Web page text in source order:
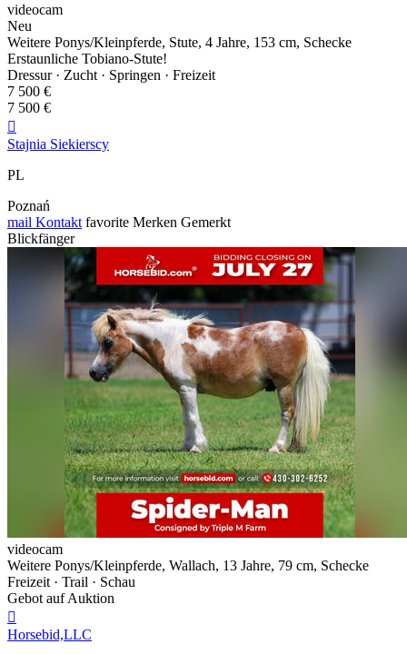
videocam
Neu
Weitere Ponys/Kleinpferde, Stute, 4 Jahre, 153 cm, Schecke
Erstaunliche Tobiano-Stute!
Dressur · Zucht · Springen · Freizeit
7 500 €
7 500 €

Stajnia Siekierscy
PL
Poznań
mail Kontakt favorite Merken Gemerkt
Blickfänger
videocam
Weitere Ponys/Kleinpferde, Wallach, 13 Jahre, 79 cm, Schecke
Freizeit · Trail · Schau
Gebot auf Auktion

Horsebid,LLC